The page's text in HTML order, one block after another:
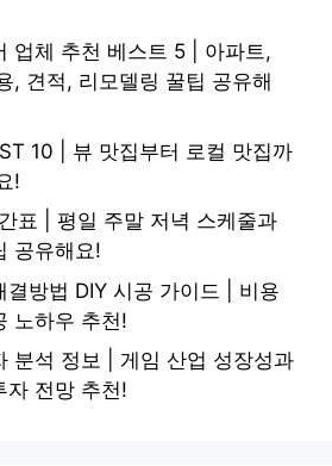
업체 추천 베스트 5 | 아파트,
, 견적, 리모델링 꿀팁 공유해
10 | 뷰 맛집부터 로컬 맛집까
!
표 | 평일 주말 저녁 스케줄과
공유해요!
결방법 DIY 시공 가이드 | 비용
노하우 추천!
분석 정보 | 게임 산업 성장성과
자 전망 추천!